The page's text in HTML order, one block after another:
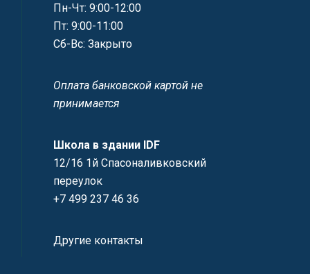
Пн-Чт: 9:00-12:00
Пт: 9:00-11:00
Сб-Вс: Закрыто
Оплата банковской картой не
принимается
Школа в здании IDF
12/16 1й Спасоналивковский
переулок
+7 499 237 46 36
Другие контакты